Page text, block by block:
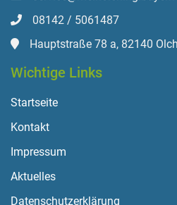
08142 / 5061487
Hauptstraße 78 a, 82140
Wichtige Links
Startseite
Kontakt
Impressum
Aktuelles
Datenschutzerklärung